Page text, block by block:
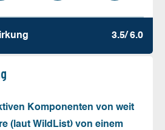
3.5/ 6.0
Komponenten von weit
(laut WildList) von einem